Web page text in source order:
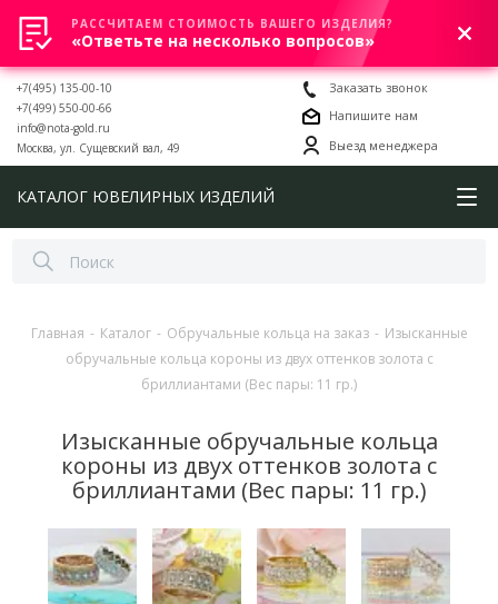
0
+7(495) 135-00-10
+7(499) 550-00-66
info@nota-gold.ru
Москва, ул. Сущевский вал, 49
Заказать звонок
Напишите нам
Выезд менеджера
КАТАЛОГ ЮВЕЛИРНЫХ ИЗДЕЛИЙ
Главная - Каталог - Обручальные кольца на заказ - Изысканные
обручальные кольца короны из двух оттенков золота с
бриллиантами (Вес пары: 11 гр.)
Изысканные обручальные кольца
короны из двух оттенков золота с
бриллиантами (Вес пары: 11 гр.)
РАССЧИТАЕМ СТОИМОСТЬ ВАШЕГО ИЗДЕЛИЯ?
«Ответьте на несколько вопросов»